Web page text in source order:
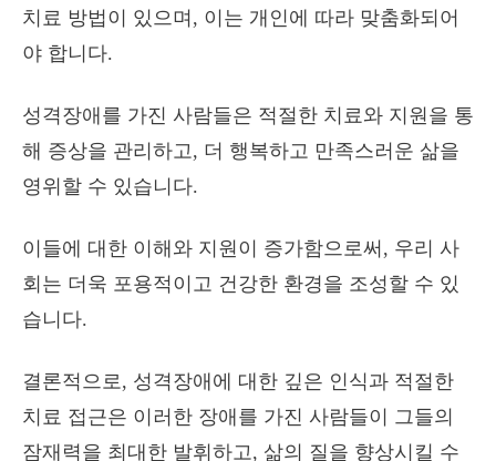
치료 방법이 있으며, 이는 개인에 따라 맞춤화되어
야 합니다.
성격장애를 가진 사람들은 적절한 치료와 지원을 통
해 증상을 관리하고, 더 행복하고 만족스러운 삶을
영위할 수 있습니다.
이들에 대한 이해와 지원이 증가함으로써, 우리 사
회는 더욱 포용적이고 건강한 환경을 조성할 수 있
습니다.
결론적으로, 성격장애에 대한 깊은 인식과 적절한
치료 접근은 이러한 장애를 가진 사람들이 그들의
잠재력을 최대한 발휘하고, 삶의 질을 향상시킬 수